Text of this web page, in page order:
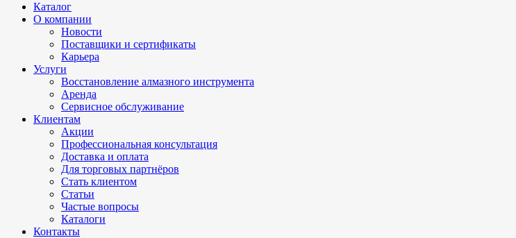
Каталог
О компании
Новости
Поставщики и сертификаты
Карьера
Услуги
Восстановление алмазного инструмента
Аренда
Сервисное обслуживание
Клиентам
Акции
Профессиональная консультация
Доставка и оплата
Для торговых партнёров
Стать клиентом
Статьи
Частые вопросы
Каталоги
Контакты